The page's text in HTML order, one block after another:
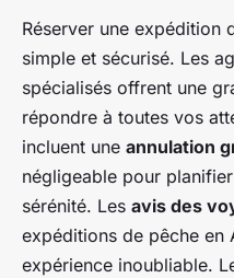
Réserver une expédition
simple et sécurisé. Les
spécialisés offrent une
répondre à toutes vos
incluent une annulation
négligeable pour
sérénité. Les avis des
expéditions de pêche en
expérience inoubliable.